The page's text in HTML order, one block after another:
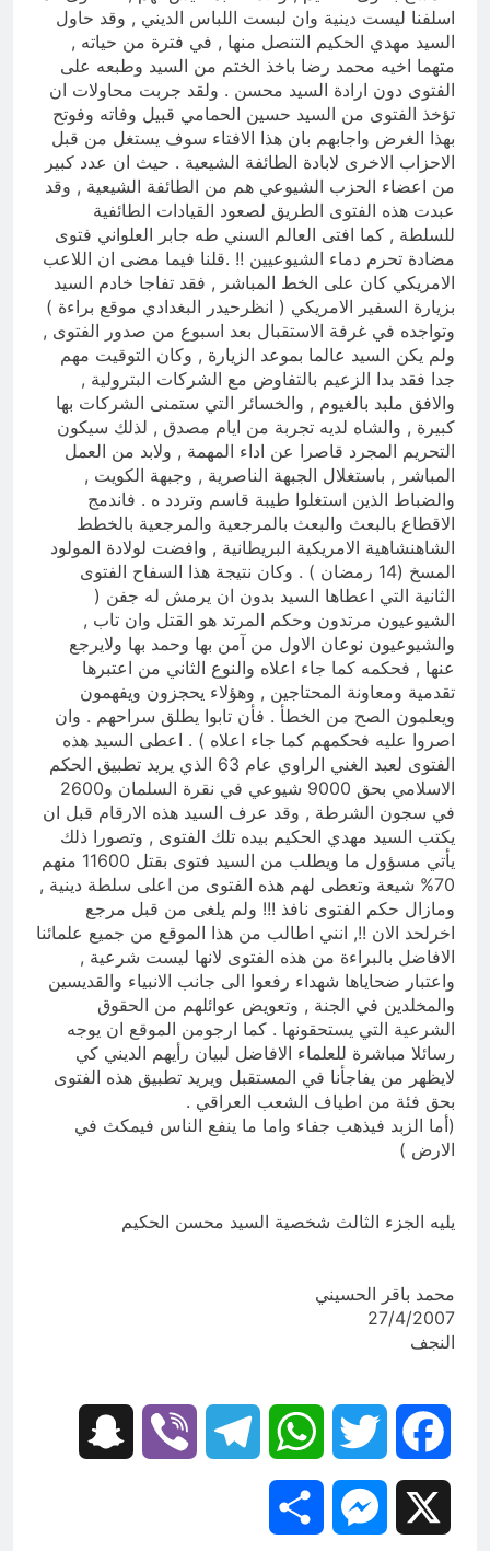
اسلفنا ليست دينية وان لبست اللباس الديني , وقد حاول
السيد مهدي الحكيم التنصل منها , في فترة من حياته ,
متهما اخيه محمد رضا باخذ الختم من السيد وطبعه على
الفتوى دون ارادة السيد محسن . ولقد جربت محاولات ان
تؤخذ الفتوى من السيد حسين الحمامي قبيل وفاته وفوتح
بهذا الغرض واجابهم بان هذا الافتاء سوف يستغل من قبل
الاحزاب الاخرى لابادة الطائفة الشيعية . حيث ان عدد كبير
من اعضاء الحزب الشيوعي هم من الطائفة الشيعية , وقد
عبدت هذه الفتوى الطريق لصعود القيادات الطائفية
للسلطة , كما افتى العالم السني طه جابر العلواني فتوى
مضادة تحرم دماء الشيوعيين !! .قلنا فيما مضى ان اللاعب
الامريكي كان على الخط المباشر , فقد تفاجا خادم السيد
بزيارة السفير الامريكي ( انظرحيدر البغدادي موقع براءة )
وتواجده في غرفة الاستقبال بعد اسبوع من صدور الفتوى ,
ولم يكن السيد عالما بموعد الزيارة , وكان التوقيت مهم
جدا فقد بدا الزعيم بالتفاوض مع الشركات البترولية ,
والافق ملبد بالغيوم , والخسائر التي ستمنى الشركات بها
كبيرة , والشاه لديه تجربة من ايام مصدق , لذلك سيكون
التحريم المجرد قاصرا عن اداء المهمة , ولابد من العمل
المباشر , باستغلال الجبهة الناصرية , وجبهة الكويت ,
والضباط الذين استغلوا طيبة قاسم وتردد ه . فاندمج
الاقطاع بالبعث والبعث بالمرجعية والمرجعية بالخطط
الشاهنشاهية الامريكية البريطانية , وافضت لولادة المولود
المسخ (14 رمضان ) . وكان نتيجة هذا السفاح الفتوى
الثانية التي اعطاها السيد بدون ان يرمش له جفن (
الشيوعيون مرتدون وحكم المرتد هو القتل وان تاب ,
والشيوعيون نوعان الاول من آمن بها وحمد بها ولايرجع
عنها , فحكمه كما جاء اعلاه والنوع الثاني من اعتبرها
تقدمية ومعاونة المحتاجين , وهؤلاء يحجزون ويفهمون
ويعلمون الصح من الخطأ . فأن تابوا يطلق سراحهم . وان
اصروا عليه فحكمهم كما جاء اعلاه ) . اعطى السيد هذه
الفتوى لعبد الغني الراوي عام 63 الذي يريد تطبيق الحكم
الاسلامي بحق 9000 شيوعي في نقرة السلمان و2600
في سجون الشرطة , وقد عرف السيد هذه الارقام قبل ان
يكتب السيد مهدي الحكيم بيده تلك الفتوى , وتصورا ذلك
يأتي مسؤول ما ويطلب من السيد فتوى بقتل 11600 منهم
70% شيعة وتعطى لهم هذه الفتوى من اعلى سلطة دينية ,
ومازال حكم الفتوى نافذ !!! ولم يلغى من قبل مرجع
اخرلحد الان !!, انني اطالب من هذا الموقع من جميع علمائنا
الافاضل بالبراءة من هذه الفتوى لانها ليست شرعية ,
واعتبار ضحاياها شهداء رفعوا الى جانب الانبياء والقديسين
والمخلدين في الجنة , وتعويض عوائلهم من الحقوق
الشرعية التي يستحقونها . كما ارجومن الموقع ان يوجه
رسائلا مباشرة للعلماء الافاضل لبيان رأيهم الديني كي
لايظهر من يفاجأنا في المستقبل ويريد تطبيق هذه الفتوى
بحق فئة من اطياف الشعب العراقي .
(أما الزبد فيذهب جفاء واما ما ينفع الناس فيمكث في
الارض )
يليه الجزء الثالث شخصية السيد محسن الحكيم
محمد باقر الحسيني
27/4/2007
النجف
Facebook
Twitter
WhatsApp
Telegram
Viber
Messenger